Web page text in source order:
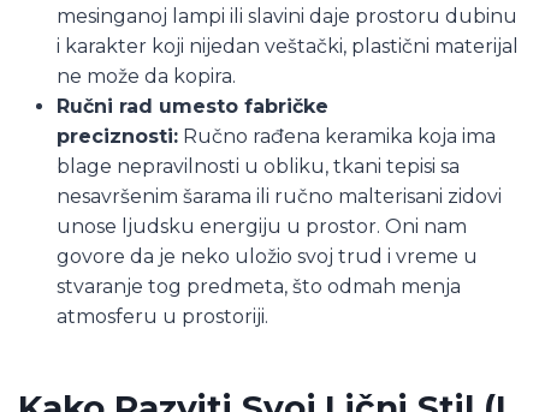
mesinganoj lampi ili slavini daje prostoru dubinu
i karakter koji nijedan veštački, plastični materijal
ne može da kopira.
Ručni rad umesto fabričke
preciznosti: Ručno rađena keramika koja ima
blage nepravilnosti u obliku, tkani tepisi sa
nesavršenim šarama ili ručno malterisani zidovi
unose ljudsku energiju u prostor. Oni nam
govore da je neko uložio svoj trud i vreme u
stvaranje tog predmeta, što odmah menja
atmosferu u prostoriji.